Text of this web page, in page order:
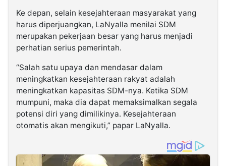
Ke depan, selain kesejahteraan masyarakat yang
harus diperjuangkan, LaNyalla menilai SDM
merupakan pekerjaan besar yang harus menjadi
perhatian serius pemerintah.
“Salah satu upaya dan mendasar dalam
meningkatkan kesejahteraan rakyat adalah
meningkatkan kapasitas SDM-nya. Ketika SDM
mumpuni, maka dia dapat memaksimalkan segala
potensi diri yang dimilikinya. Kesejahteraan
otomatis akan mengikuti,” papar LaNyalla.